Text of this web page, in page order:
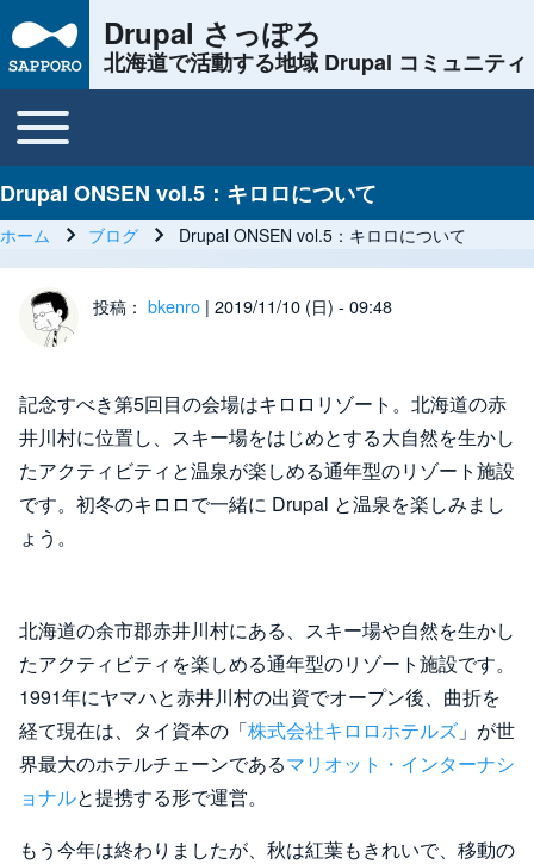
Drupal さっぽろ
北海道で活動する地域 Drupal コミュニティ
Main navigation
Toggle main menu
Drupal ONSEN vol.5：キロロについて
ホーム ブログ Drupal ONSEN vol.5：キロロについて
投稿： bkenro | 2019/11/10 (日) - 09:48
記念すべき第5回目の会場はキロロリゾート。北海道の赤
井川村に位置し、スキー場をはじめとする大自然を生かし
たアクティビティと温泉が楽しめる通年型のリゾート施設
です。初冬のキロロで一緒に Drupal と温泉を楽しみまし
ょう。
北海道の余市郡赤井川村にある、スキー場や自然を生かし
たアクティビティを楽しめる通年型のリゾート施設です。
1991年にヤマハと赤井川村の出資でオープン後、曲折を
経て現在は、タイ資本の「株式会社キロロホテルズ 」が世
界最大のホテルチェーンであるマリオット・インターナシ
ョナルと提携する形で運営。
もう今年は終わりましたが、秋は紅葉もきれいで、移動の